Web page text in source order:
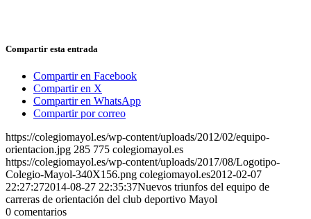
Compartir esta entrada
Compartir en Facebook
Compartir en X
Compartir en WhatsApp
Compartir por correo
https://colegiomayol.es/wp-content/uploads/2012/02/equipo-
orientacion.jpg 285 775 colegiomayol.es
https://colegiomayol.es/wp-content/uploads/2017/08/Logotipo-
Colegio-Mayol-340X156.png colegiomayol.es2012-02-07
22:27:272014-08-27 22:35:37Nuevos triunfos del equipo de
carreras de orientación del club deportivo Mayol
0 comentarios